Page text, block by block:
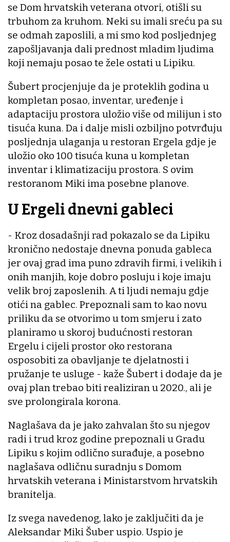
se Dom hrvatskih veterana otvori, otišli su
trbuhom za kruhom. Neki su imali sreću pa su
se odmah zaposlili, a mi smo kod posljednjeg
zapošljavanja dali prednost mladim ljudima
koji nemaju posao te žele ostati u Lipiku.
Šubert procjenjuje da je proteklih godina u
kompletan posao, inventar, uređenje i
adaptaciju prostora uložio više od milijun i sto
tisuća kuna. Da i dalje misli ozbiljno potvrđuju
posljednja ulaganja u restoran Ergela gdje je
uložio oko 100 tisuća kuna u kompletan
inventar i klimatizaciju prostora. S ovim
restoranom Miki ima posebne planove.
U Ergeli dnevni gableci
- Kroz dosadašnji rad pokazalo se da Lipiku
kronično nedostaje dnevna ponuda gableca
jer ovaj grad ima puno zdravih firmi, i velikih i
onih manjih, koje dobro posluju i koje imaju
velik broj zaposlenih. A ti ljudi nemaju gdje
otići na gablec. Prepoznali sam to kao novu
priliku da se otvorimo u tom smjeru i zato
planiramo u skoroj budućnosti restoran
Ergelu i cijeli prostor oko restorana
osposobiti za obavljanje te djelatnosti i
pružanje te usluge - kaže Šubert i dodaje da je
ovaj plan trebao biti realiziran u 2020., ali je
sve prolongirala korona.
Naglašava da je jako zahvalan što su njegov
radi i trud kroz godine prepoznali u Gradu
Lipiku s kojim odlično surađuje, a posebno
naglašava odličnu suradnju s Domom
hrvatskih veterana i Ministarstvom hrvatskih
branitelja.
Iz svega navedenog, lako je zaključiti da je
Aleksandar Miki Šuber uspio. Uspio je